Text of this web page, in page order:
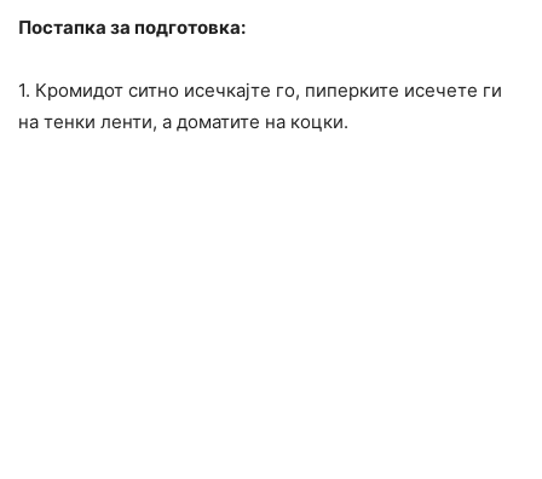
Постапка за подготовка:
1. Кромидот ситно исечкајте го, пиперките исечете ги
на тенки ленти, а доматите на коцки.